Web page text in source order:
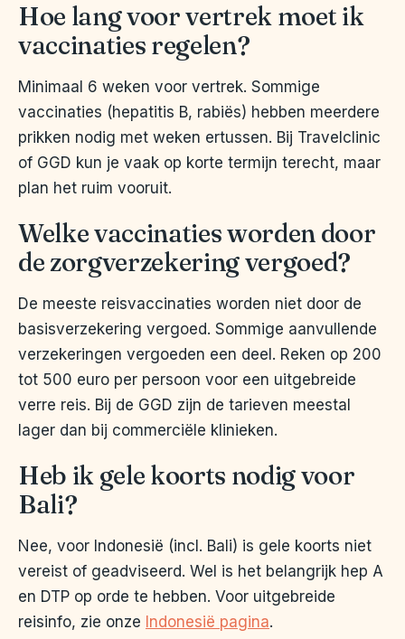
Hoe lang voor vertrek moet ik
vaccinaties regelen?
Minimaal 6 weken voor vertrek. Sommige
vaccinaties (hepatitis B, rabiës) hebben meerdere
prikken nodig met weken ertussen. Bij Travelclinic
of GGD kun je vaak op korte termijn terecht, maar
plan het ruim vooruit.
Welke vaccinaties worden door
de zorgverzekering vergoed?
De meeste reisvaccinaties worden niet door de
basisverzekering vergoed. Sommige aanvullende
verzekeringen vergoeden een deel. Reken op 200
tot 500 euro per persoon voor een uitgebreide
verre reis. Bij de GGD zijn de tarieven meestal
lager dan bij commerciële klinieken.
Heb ik gele koorts nodig voor
Bali?
Nee, voor Indonesië (incl. Bali) is gele koorts niet
vereist of geadviseerd. Wel is het belangrijk hep A
en DTP op orde te hebben. Voor uitgebreide
reisinfo, zie onze Indonesië pagina.